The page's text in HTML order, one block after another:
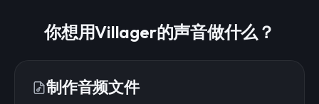
你想用Villager的声音做什么？
制作音频文件